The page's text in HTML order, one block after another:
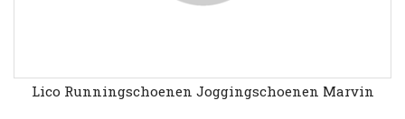
Lico Runningschoenen Joggingschoenen Marvin